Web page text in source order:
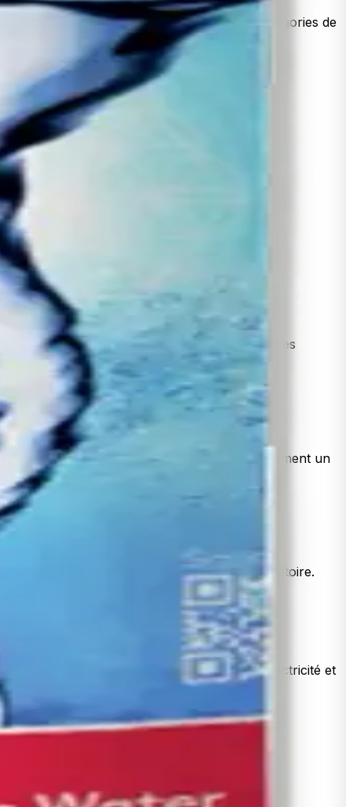
de rétention vérifiés pour les principales catégories de
sans électricité — juste moins de dépôts sur les
vos robinets. Des tests indépendants confirment un
de rétention, même confirmation en laboratoire.
fonctionnent entièrement sans électricité et